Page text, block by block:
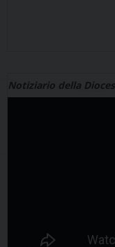
Notiziario della